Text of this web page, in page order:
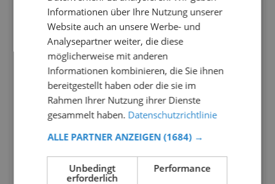
Informationen über Ihre Nutzung unserer
Website auch an unsere Werbe- und
Analysepartner weiter, die diese
möglicherweise mit anderen
Informationen kombinieren, die Sie ihnen
bereitgestellt haben oder die sie im
Rahmen Ihrer Nutzung ihrer Dienste
gesammelt haben. Datenschutzrichtlinie
ALLE PARTNER ANZEIGEN (1684) →
Unbedingt
erforderlich
Performance